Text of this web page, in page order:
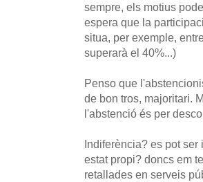
sempre, els motius
espera que la
situa, per exemple,
superarà el 40%...)
Penso que
de bon tros, majoritari.
l'abstenció és per
Indiferència? es pot
estat propi? doncs em
retallades en serveis